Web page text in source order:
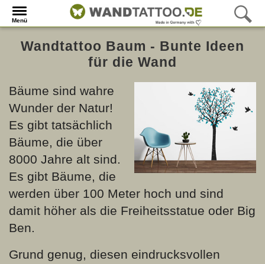
Menü
Wandtattoo Baum - Bunte Ideen
für die Wand
Bäume sind wahre
Wunder der Natur!
Es gibt tatsächlich
Bäume, die über
8000 Jahre alt sind.
Es gibt Bäume, die
werden über 100 Meter hoch und sind
damit höher als die Freiheitsstatue oder Big
Ben.
Grund genug, diesen eindrucksvollen